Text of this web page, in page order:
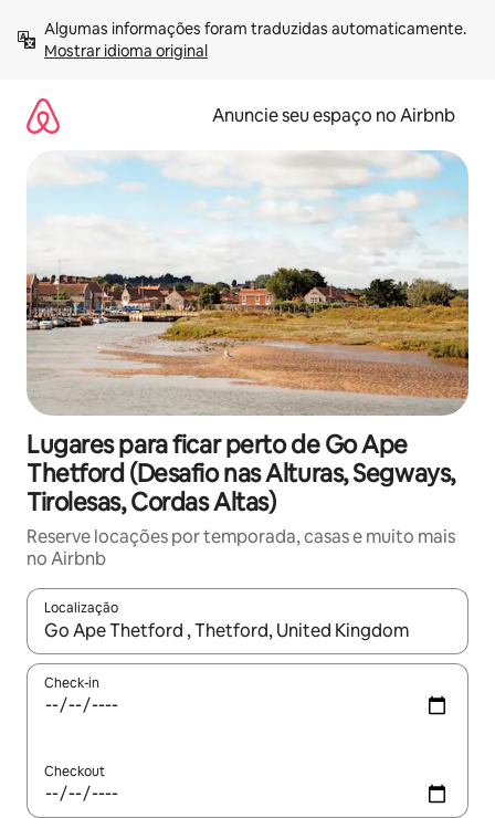
para
Mostrar idioma original
Anuncie seu espaço no Airbnb
Lugares para ficar perto de Go Ape
Thetford (Desafio nas Alturas, Segways,
Tirolesas, Cordas Altas)
Reserve locações por temporada, casas e muito mais
no Airbnb
Localização
Quando os resultados estiverem disponíveis, explore-os
Check-in
Checkout